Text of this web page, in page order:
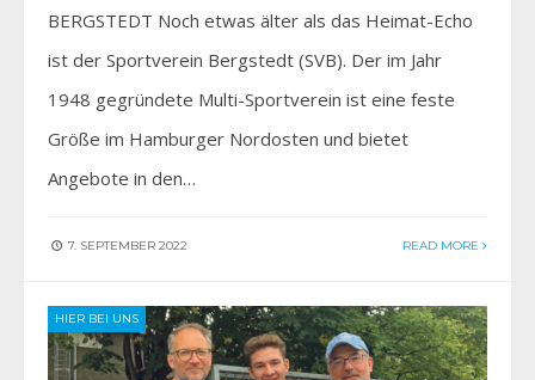
BERGSTEDT Noch etwas älter als das Heimat-Echo
ist der Sportverein Bergstedt (SVB). Der im Jahr
1948 gegründete Multi-Sportverein ist eine feste
Größe im Hamburger Nordosten und bietet
Angebote in den…
7. SEPTEMBER 2022 READ MORE
HIER BEI UNS